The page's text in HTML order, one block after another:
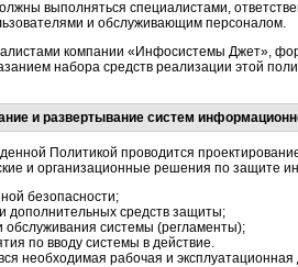
выполняться специалистами,
и обслуживающим персоналом.
компании «Инфосистемы Джет»,
набора средств реализации этой
и развертывание систем
Политикой проводится
и организационные решения по защите
безопасности;
дополнительных средств защиты;
системы (регламенты);
по вводу системы в действие.
необходимая рабочая и